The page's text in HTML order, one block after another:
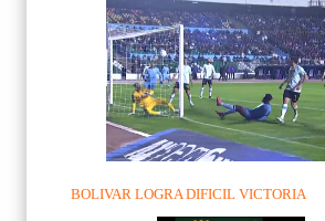
BOLIVAR LOGRA DIFICIL VICTORIA